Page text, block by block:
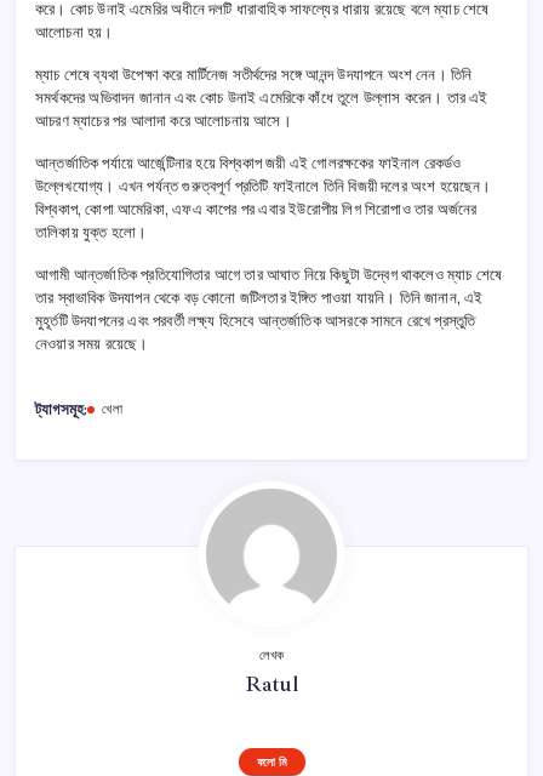
করে। কোচ উনাই এমেরির অধীনে দলটি ধারাবাহিক সাফল্যের ধারায় রয়েছে বলে ম্যাচ শেষে
আলোচনা হয়।
ম্যাচ শেষে ব্যথা উপেক্ষা করে মার্টিনেজ সতীর্থদের সঙ্গে আনন্দ উদযাপনে অংশ নেন। তিনি
সমর্থকদের অভিবাদন জানান এবং কোচ উনাই এমেরিকে কাঁধে তুলে উল্লাস করেন। তার এই
আচরণ ম্যাচের পর আলাদা করে আলোচনায় আসে।
আন্তর্জাতিক পর্যায়ে আর্জেন্টিনার হয়ে বিশ্বকাপ জয়ী এই গোলরক্ষকের ফাইনাল রেকর্ডও
উল্লেখযোগ্য। এখন পর্যন্ত গুরুত্বপূর্ণ প্রতিটি ফাইনালে তিনি বিজয়ী দলের অংশ হয়েছেন।
বিশ্বকাপ, কোপা আমেরিকা, এফএ কাপের পর এবার ইউরোপীয় লিগ শিরোপাও তার অর্জনের
তালিকায় যুক্ত হলো।
আগামী আন্তর্জাতিক প্রতিযোগিতার আগে তার আঘাত নিয়ে কিছুটা উদ্বেগ থাকলেও ম্যাচ শেষে
তার স্বাভাবিক উদযাপন থেকে বড় কোনো জটিলতার ইঙ্গিত পাওয়া যায়নি। তিনি জানান, এই
মুহূর্তটি উদযাপনের এবং পরবর্তী লক্ষ্য হিসেবে আন্তর্জাতিক আসরকে সামনে রেখে প্রস্তুতি
নেওয়ার সময় রয়েছে।
ট্যাগসমূহ: খেলা
লেখক
Ratul
ফলো মি